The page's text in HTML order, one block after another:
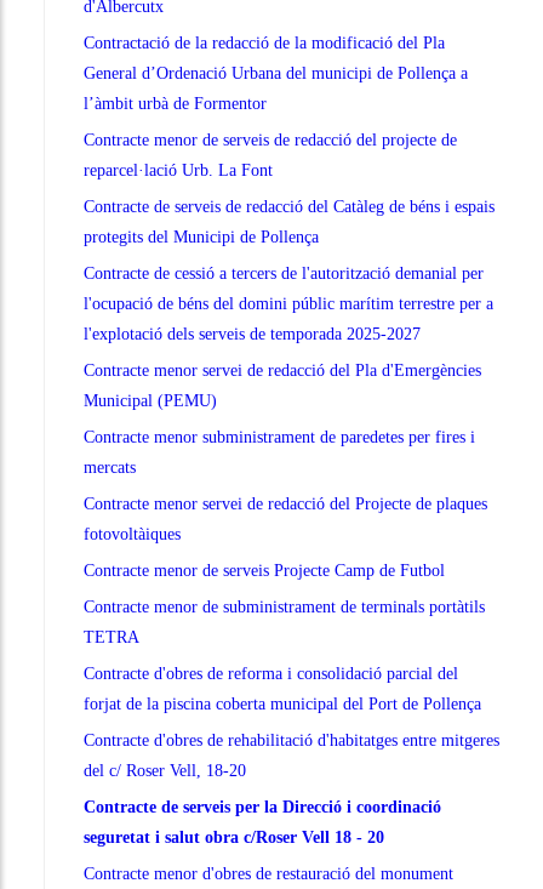
d'Albercutx
Contractació de la redacció de la modificació del Pla
General d’Ordenació Urbana del municipi de Pollença a
l’àmbit urbà de Formentor
Contracte menor de serveis de redacció del projecte de
reparcel·lació Urb. La Font
Contracte de serveis de redacció del Catàleg de béns i espais
protegits del Municipi de Pollença
Contracte de cessió a tercers de l'autorització demanial per
l'ocupació de béns del domini públic marítim terrestre per a
l'explotació dels serveis de temporada 2025-2027
Contracte menor servei de redacció del Pla d'Emergències
Municipal (PEMU)
Contracte menor subministrament de paredetes per fires i
mercats
Contracte menor servei de redacció del Projecte de plaques
fotovoltàiques
Contracte menor de serveis Projecte Camp de Futbol
Contracte menor de subministrament de terminals portàtils
TETRA
Contracte d'obres de reforma i consolidació parcial del
forjat de la piscina coberta municipal del Port de Pollença
Contracte d'obres de rehabilitació d'habitatges entre mitgeres
del c/ Roser Vell, 18-20
Contracte de serveis per la Direcció i coordinació
seguretat i salut obra c/Roser Vell 18 - 20
Contracte menor d'obres de restauració del monument